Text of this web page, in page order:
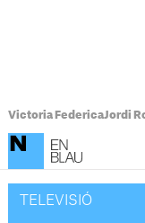
Victoria FedericaJordi
TELEVISIÓ